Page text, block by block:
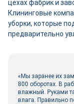
цехах фабрик и
Клининговые
уборки, которые
предварительно
«Мы заранее их
800 оборотах. В
влажный. Руками
влага. Правильно